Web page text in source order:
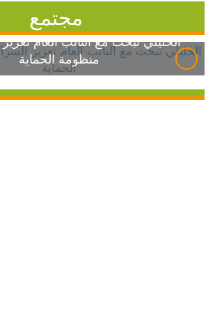
مجتمع
الخليلي تبحث مع النائب العام
منظومة الحماية